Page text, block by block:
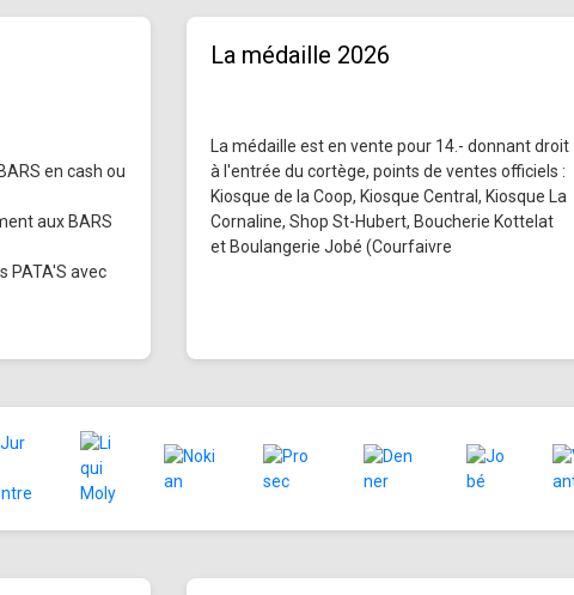
en cash ou
aux BARS
PATA'S avec
La médaille 2026
La médaille est en vente pour 14.- donnant droit
à l'entrée du cortège, points de ventes officiels :
Kiosque de la Coop, Kiosque Central, Kiosque La
Cornaline, Shop St-Hubert, Boucherie Kottelat
et Boulangerie Jobé (Courfaivre